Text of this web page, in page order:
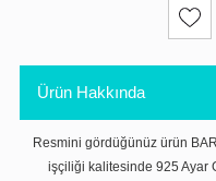
Ürün Hakkında
Resmini gördüğünüz ürün
işçiliği kalitesinde 925 Ayar